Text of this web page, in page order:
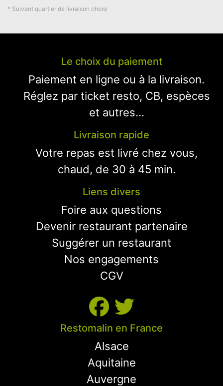
* Suivant quartier de livraison choisi
Le choix du paiement
Paiement en ligne ou à la livraison.
Réglez par ticket resto, CB, espèces
et autres...
Livraison rapide
Votre repas est livré chez vous,
chaud, de 30 à 45 min.
Liens divers
Foire aux questions
Devenir restaurant partenaire
Suggérer un restaurant
Nos engagements
CGV
Restomalin en France
Alsace
Aquitaine
Auvergne